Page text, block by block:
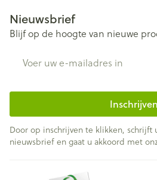
Nieuwsbrief
Blijf op de hoogte van nieuwe
Inschrijven
Door op inschrijven te klikken, schrijft
nieuwsbrief en gaat u akkoord met